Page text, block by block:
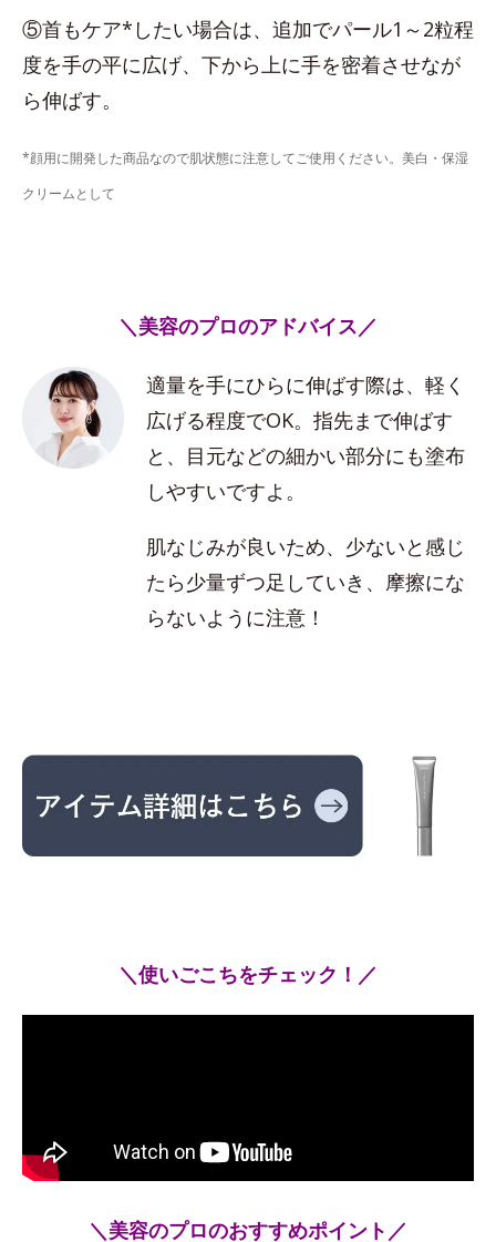
⑤首もケア*したい場合は、追加でパール1～2粒程
度を手の平に広げ、下から上に手を密着させなが
ら伸ばす。
*顔用に開発した商品なので肌状態に注意してご使用ください。美白・保湿
クリームとして
＼美容のプロのアドバイス／
適量を手にひらに伸ばす際は、軽く
広げる程度でOK。指先まで伸ばす
と、目元などの細かい部分にも塗布
しやすいですよ。
肌なじみが良いため、少ないと感じ
たら少量ずつ足していき、摩擦にな
らないように注意！
＼使いごこちをチェック！／
＼美容のプロのおすすめポイント／